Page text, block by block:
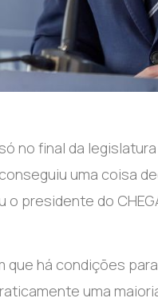
no final da
uma coisa
o presidente do
que há condições
uma